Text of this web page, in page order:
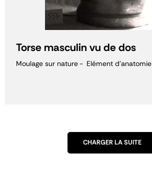
Torse masculin vu de dos
Moulage sur nature Elément d'anatomie
CHARGER LA SUITE